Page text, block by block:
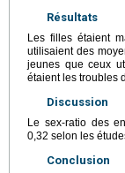
Résultats
Les filles étaient
utilisaient des
jeunes que ceux
étaient les troubles
Discussion
Le sex-ratio des
0,32 selon les
Conclusion